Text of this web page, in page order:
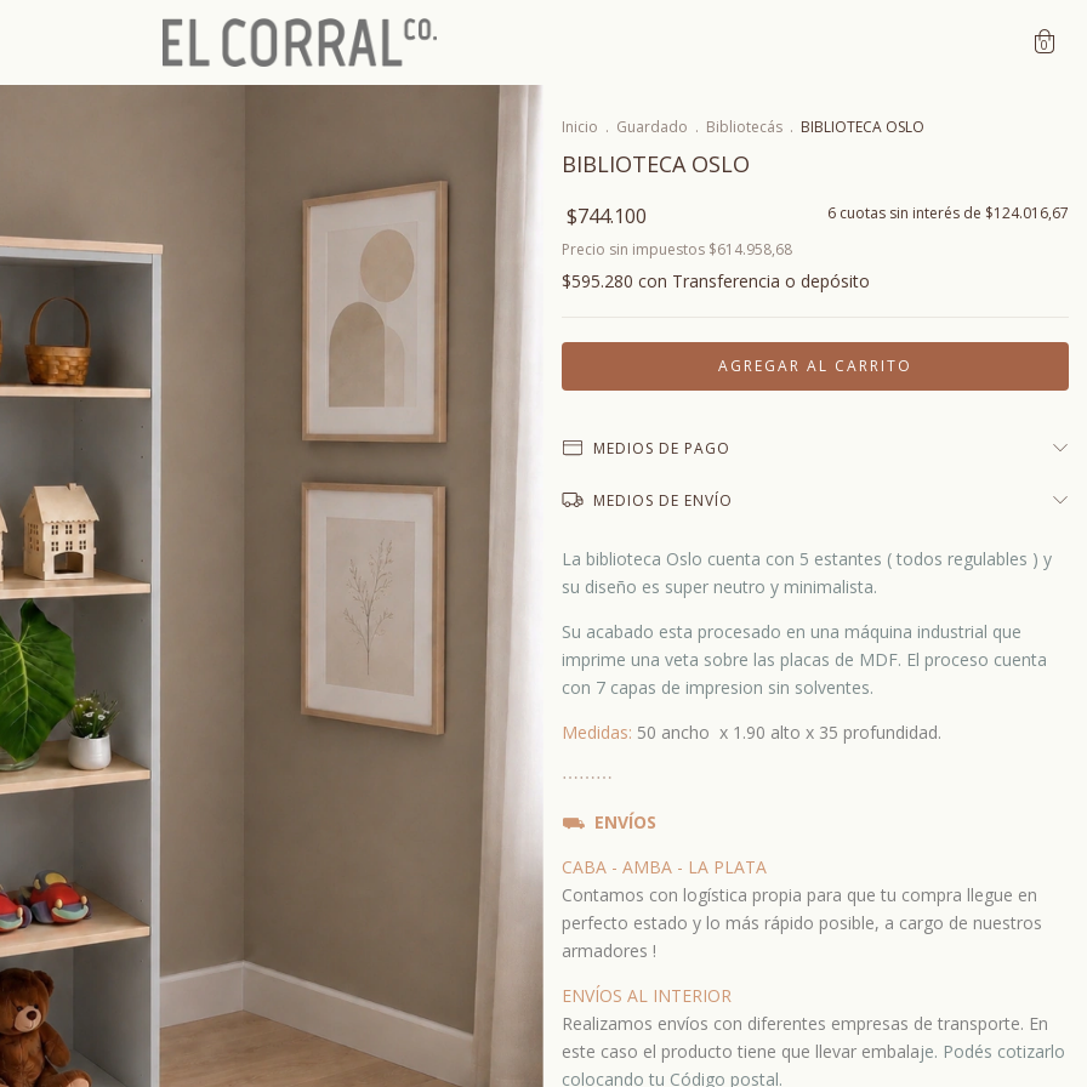
0
Inicio . Guardado . Bibliotecás . BIBLIOTECA OSLO
BIBLIOTECA OSLO
$744.100 6 cuotas sin interés de $124.016,67
Precio sin impuestos $614.958,68
$595.280 con Transferencia o depósito
MEDIOS DE PAGO
MEDIOS DE ENVÍO
La biblioteca Oslo cuenta con 5 estantes ( todos regulables ) y
su diseño es super neutro y minimalista.
Su acabado esta procesado en una máquina industrial que
imprime una veta sobre las placas de MDF. El proceso cuenta
con 7 capas de impresion sin solventes.
Medidas: 50 ancho x 1.90 alto x 35 profundidad.
⋯⋯⋯
⛟ ENVÍOS
CABA - AMBA - LA PLATA
Contamos con logística propia para que tu compra llegue en
perfecto estado y lo más rápido posible, a cargo de nuestros
armadores !
ENVÍOS AL INTERIOR
Realizamos envíos con diferentes empresas de transporte. En
este caso el producto tiene que llevar embalaje. Podés cotizarlo
colocando tu Código postal.